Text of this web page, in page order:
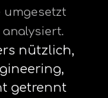
umgesetzt
nützlich,
getrennt